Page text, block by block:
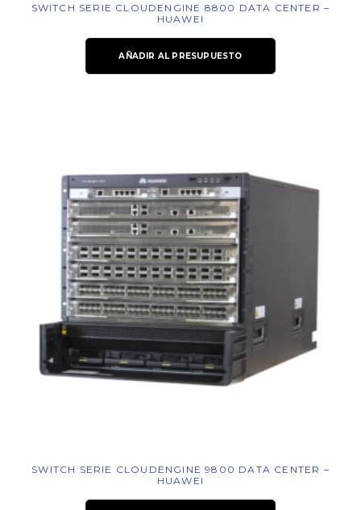
SWITCH SERIE CLOUDENGINE 8800 DATA CENTER –
HUAWEI
AÑADIR AL PRESUPUESTO
SWITCH SERIE CLOUDENGINE 9800 DATA CENTER –
HUAWEI